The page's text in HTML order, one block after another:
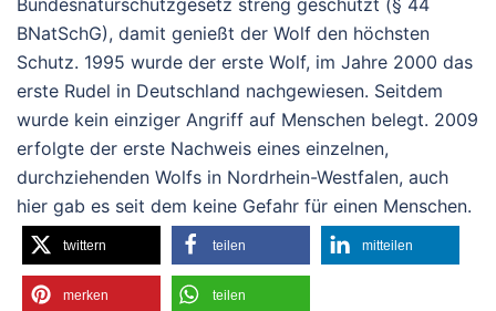
Bundesnaturschutzgesetz streng geschützt (§ 44
BNatSchG), damit genießt der Wolf den höchsten
Schutz. 1995 wurde der erste Wolf, im Jahre 2000 das
erste Rudel in Deutschland nachgewiesen. Seitdem
wurde kein einziger Angriff auf Menschen belegt. 2009
erfolgte der erste Nachweis eines einzelnen,
durchziehenden Wolfs in Nordrhein-Westfalen, auch
hier gab es seit dem keine Gefahr für einen Menschen.
twittern teilen mitteilen
merken teilen